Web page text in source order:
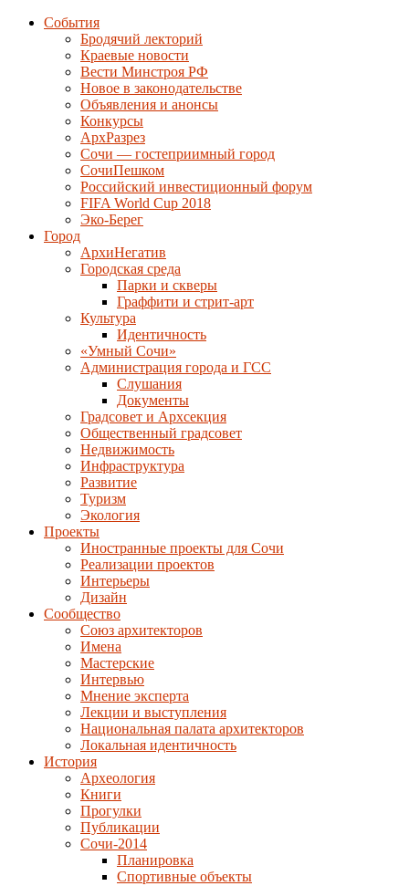
События
Бродячий лекторий
Краевые новости
Вести Минстроя РФ
Новое в законодательстве
Объявления и анонсы
Конкурсы
АрхРазрез
Сочи — гостеприимный город
СочиПешком
Российский инвестиционный форум
FIFA World Cup 2018
Эко-Берег
Город
АрхиНегатив
Городская среда
Парки и скверы
Граффити и стрит-арт
Культура
Идентичность
«Умный Сочи»
Администрация города и ГСС
Слушания
Документы
Градсовет и Архсекция
Общественный градсовет
Недвижимость
Инфраструктура
Развитие
Туризм
Экология
Проекты
Иностранные проекты для Сочи
Реализации проектов
Интерьеры
Дизайн
Сообщество
Союз архитекторов
Имена
Мастерские
Интервью
Мнение эксперта
Лекции и выступления
Национальная палата архитекторов
Локальная идентичность
История
Археология
Книги
Прогулки
Публикации
Сочи-2014
Планировка
Спортивные объекты